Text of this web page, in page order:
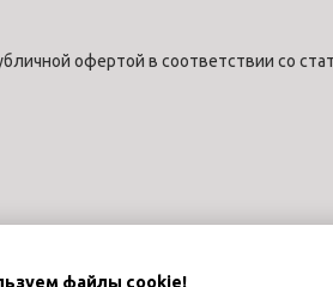
файлы cookie!
офертой в соответствии со